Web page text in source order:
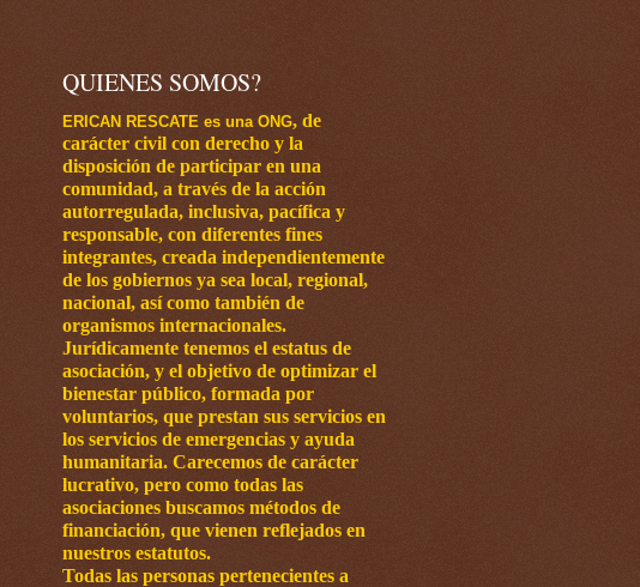
QUIENES SOMOS?
ERICAN RESCATE es una ONG, de
carácter civil con derecho y la
disposición de participar en una
comunidad, a través de la acción
autorregulada, inclusiva, pacífica y
responsable, con diferentes fines
integrantes, creada independientemente
de los gobiernos ya sea local, regional,
nacional, así como también de
organismos internacionales.
Jurídicamente tenemos el estatus de
asociación, y el objetivo de optimizar el
bienestar público, formada por
voluntarios, que prestan sus servicios en
los servicios de emergencias y ayuda
humanitaria. Carecemos de carácter
lucrativo, pero como todas las
asociaciones buscamos métodos de
financiación, que vienen reflejados en
nuestros estatutos.
Todas las personas pertenecientes a